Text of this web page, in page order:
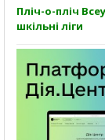
Пліч-о-пліч
шкільні ліги